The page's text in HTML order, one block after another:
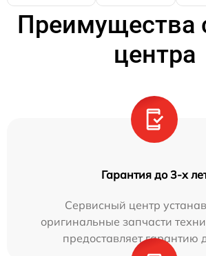
Преимущества
центра
Гарантия до 3-х
Сервисный центр
оригинальные запчасти
предоставляет гарантию